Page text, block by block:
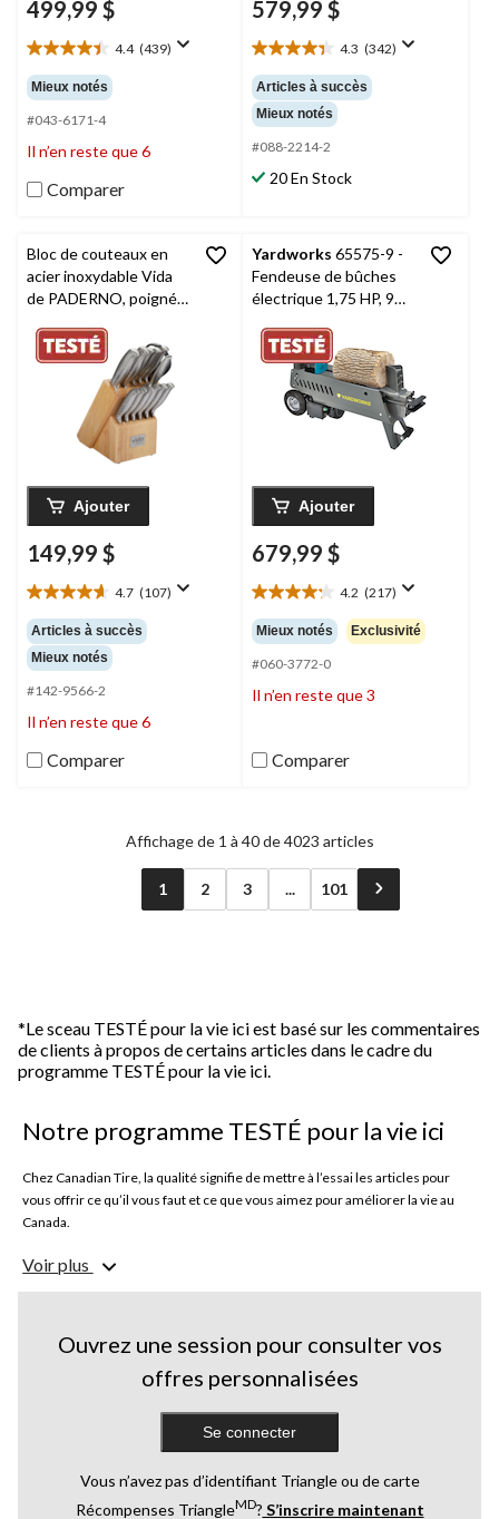
499,99 $
4.4 (439)
4.4
étoile(s)
sur
5.
439
évaluations
Mieux notés
#043-6171-4
Il n’en reste que 6
Comparer
579,99 $
4.3 (342)
4.3
étoile(s)
sur
5.
342
Articles à succès
Mieux notés
#088-2214-2
20 En Stock
Bloc de couteaux en
acier inoxydable Vida
de PADERNO, poignée
Ajouter
149,99 $
4.7 (107)
4.7
étoile(s)
sur
5.
107
Articles à succès
Mieux notés
#142-9566-2
Il n’en reste que 6
Comparer
Yardworks 65575-9 -
Fendeuse de bûches
électrique 1,75 HP, 9
Ajouter
679,99 $
4.2 (217)
4.2
étoile(s)
sur
5.
217
évaluations
Mieux notés Exclusivité
#060-3772-0
Il n’en reste que 3
Comparer
Affichage de 1 à 40 de 4023 articles
1 2 3 ... 101
*Le sceau TESTÉ pour la vie ici est basé sur les commentaires
de clients à propos de certains articles dans le cadre du
programme TESTÉ pour la vie ici.
Notre programme TESTÉ pour la vie ici
Chez Canadian Tire, la qualité signifie de mettre à l’essai les articles pour
vous offrir ce qu’il vous faut et ce que vous aimez pour améliorer la vie au
Canada.
Des articles Paderno et outils DeWalt et Mastercraft à l’entretien auto, le
programme TESTÉ pour la vie ici met à l’épreuve des milliers d’articles par
Des gens d’ici testent des articles en situation réelle. De l’examen de la
construction au rendement dans diverses conditions, nos testeurs évaluent
commentaires honnêtes sont recueillis pour aider nos concitoyens à
Les articles TESTÉ doivent avoir une cote moyenne de 4+ étoiles pour
mériter le sceau. Des milliers d’articles sont testés : seuls les meilleurs
Voir plus
Ouvrez une session pour consulter vos
offres personnalisées
Se connecter
Vous n’avez pas d’identifiant Triangle ou de carte
Récompenses TriangleMD? S’inscrire maintenant